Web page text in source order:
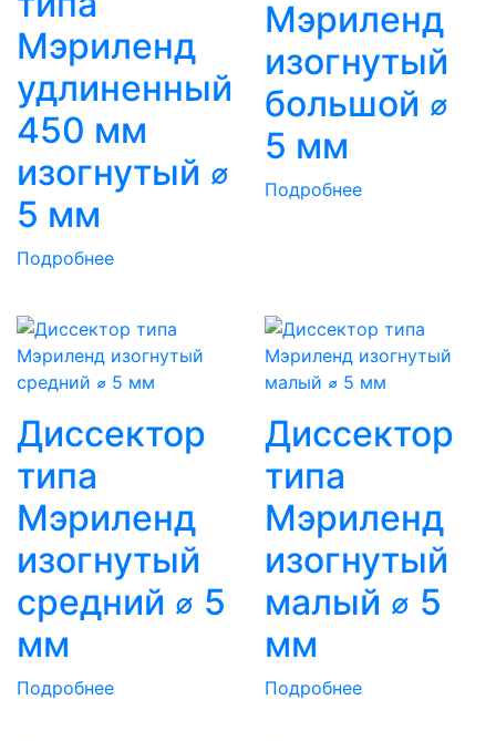
Мэриленд
удлиненный
450 мм
изогнутый ⌀
5 мм
Подробнее
Мэриленд
изогнутый
большой ⌀
5 мм
Подробнее
Диссектор
типа
Мэриленд
изогнутый
средний ⌀ 5
мм
Подробнее
Диссектор
типа
Мэриленд
изогнутый
малый ⌀ 5
мм
Подробнее